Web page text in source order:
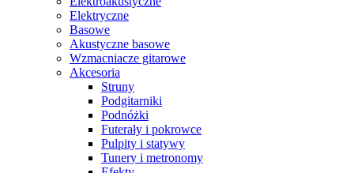
Elektryczne
Basowe
Akustyczne basowe
Wzmacniacze gitarowe
Akcesoria
Struny
Podgitarniki
Podnóżki
Futerały i pokrowce
Pulpity i statywy
Tunery i metronomy